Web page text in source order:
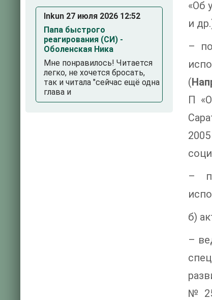
«Об
и
–
(
П
–
б)
–
№
Inkun 27 июля 2026 12:52
Папа быстрого
реагирования (СИ) -
Оболенская Ника
Мне понравилось! Читается
легко, не хочется бросать,
так и читала "сейчас ещё одна
глава и